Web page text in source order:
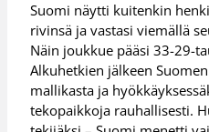
Suomi näytti kuitenkin
rivinsä ja vastasi viemällä
Näin joukkue pääsi 33-29-
Alkuhetkien jälkeen
mallikasta ja
tekopaikkoja rauhallisesti.